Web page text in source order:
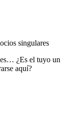
singulares
¿Es el tuyo un
aquí?